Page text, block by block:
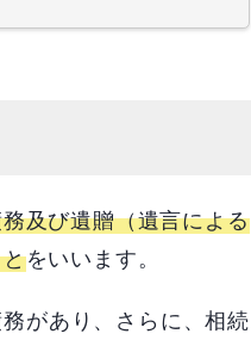
及び遺贈（遺言による
をいいます。
があり、さらに、相続